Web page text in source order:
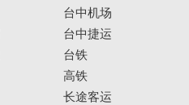
台中机场
台中捷运
台铁
高铁
长途客运